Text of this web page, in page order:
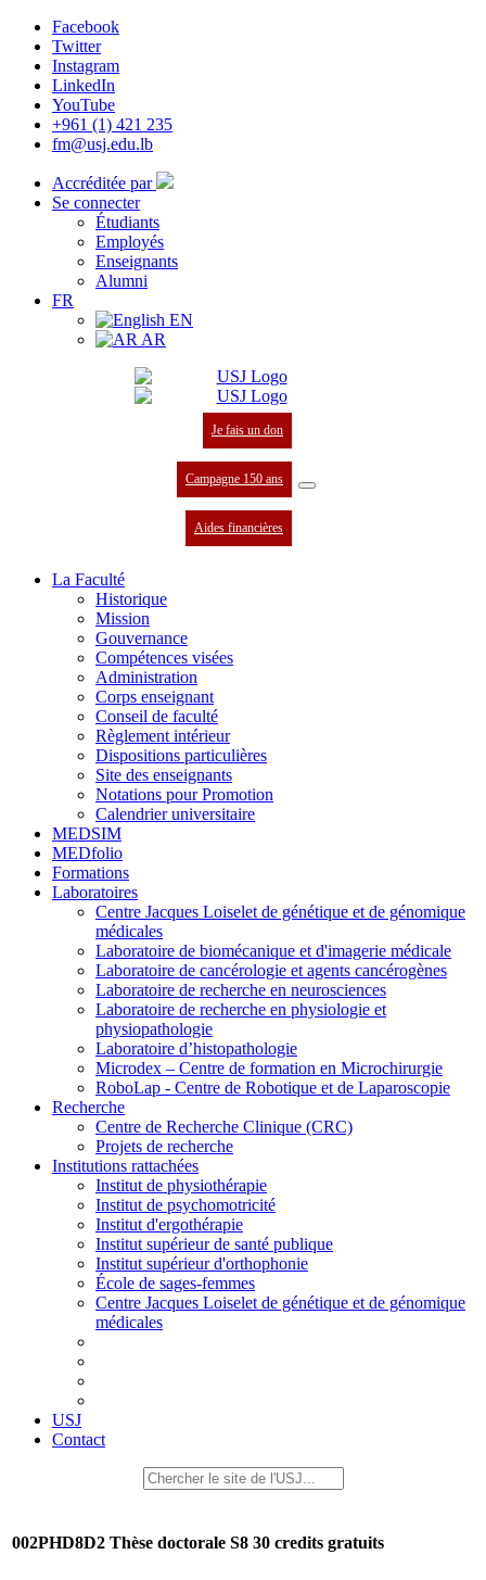
Facebook
Twitter
Instagram
LinkedIn
YouTube
+961 (1) 421 235
fm@usj.edu.lb
Accréditée par
Se connecter
Étudiants
Employés
Enseignants
Alumni
FR
EN
AR
Je fais un don
Campagne 150 ans
Aides financières
La Faculté
Historique
Mission
Gouvernance
Compétences visées
Administration
Corps enseignant
Conseil de faculté
Règlement intérieur
Dispositions particulières
Site des enseignants
Notations pour Promotion
Calendrier universitaire
MEDSIM
MEDfolio
Formations
Laboratoires
Centre Jacques Loiselet de génétique et de génomique
médicales
Laboratoire de biomécanique et d'imagerie médicale
Laboratoire de cancérologie et agents cancérogènes
Laboratoire de recherche en neurosciences
Laboratoire de recherche en physiologie et
physiopathologie
Laboratoire d’histopathologie
Microdex – Centre de formation en Microchirurgie
RoboLap - Centre de Robotique et de Laparoscopie
Recherche
Centre de Recherche Clinique (CRC)
Projets de recherche
Institutions rattachées
Institut de physiothérapie
Institut de psychomotricité
Institut d'ergothérapie
Institut supérieur de santé publique
Institut supérieur d'orthophonie
École de sages-femmes
Centre Jacques Loiselet de génétique et de génomique
médicales
USJ
Contact
002PHD8D2 Thèse doctorale S8 30 credits gratuits